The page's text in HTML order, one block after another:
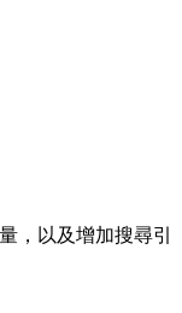
，以及增加搜尋引